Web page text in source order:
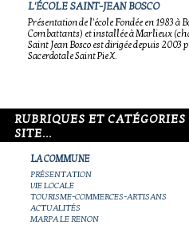
L'ÉCOLE SAINT-JEAN BOSCO
Présentation de l'école Fondée en 1983 à
Combattants) et installée à Marlieux
Saint Jean Bosco est dirigée depuis
Sacerdotale Saint Pie X.
RUBRIQUES ET
SITE...
LA COMMUNE
PRÉSENTATION
VIE LOCALE
TOURISME-COMMERCES-ARTISANS
ACTUALITÉS
MARPA LE RENON